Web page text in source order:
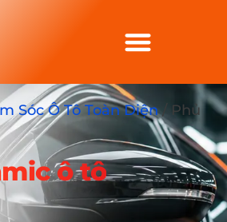
Sóc Ô Tô Toàn Diện/ Phủ
ô tô